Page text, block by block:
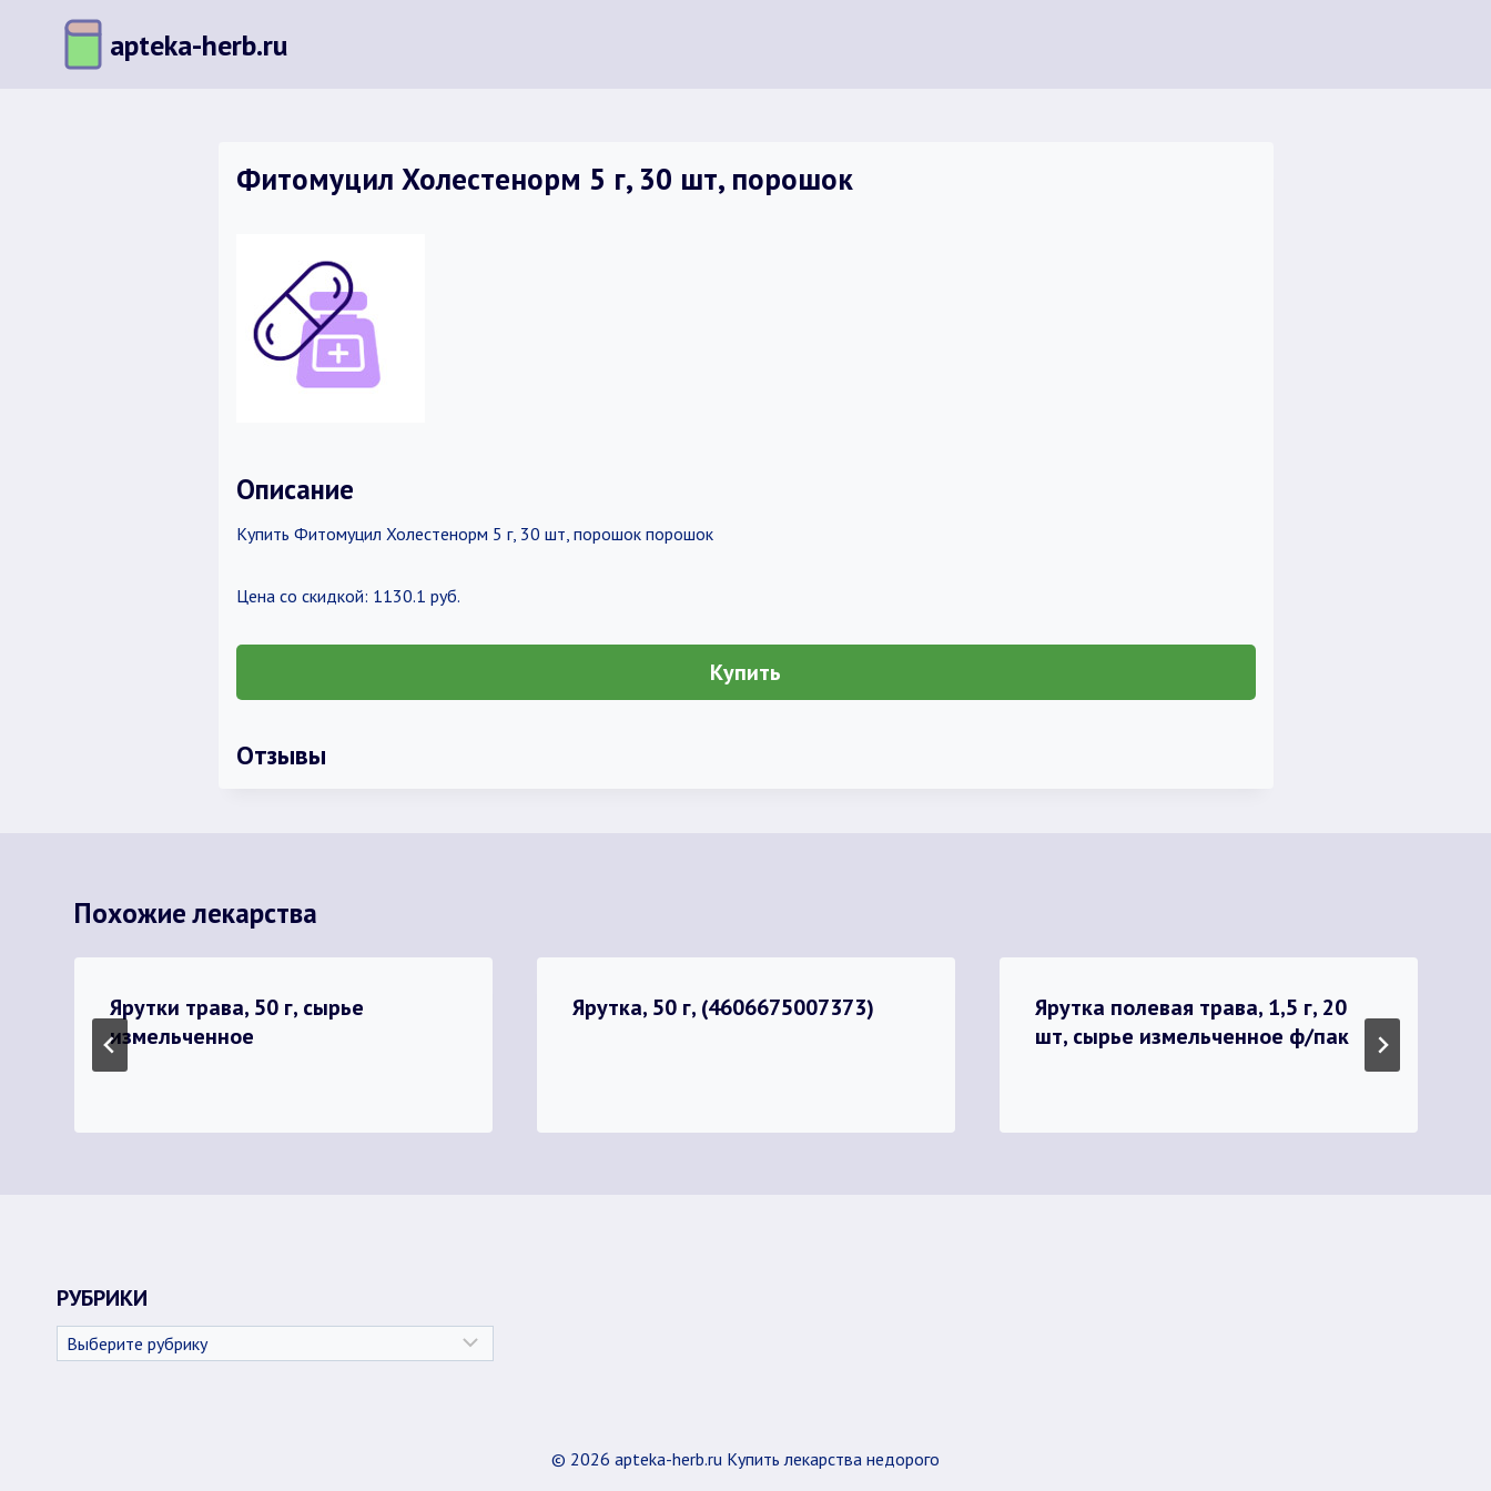
содержимому
apteka-herb.ru
Фитомуцил Холестенорм 5 г, 30 шт, порошок
Описание
Купить Фитомуцил Холестенорм 5 г, 30 шт, порошок порошок
Цена со скидкой: 1130.1 руб.
Купить
Отзывы
Похожие лекарства
Ярутки трава, 50 г, сырье
измельченное
Ярутка, 50 г, (4606675007373)
Ярутка полевая трава, 1,5 г, 20
шт, сырье измельченное ф/пак
РУБРИКИ
Рубрики
© 2026 apteka-herb.ru Купить лекарства недорого